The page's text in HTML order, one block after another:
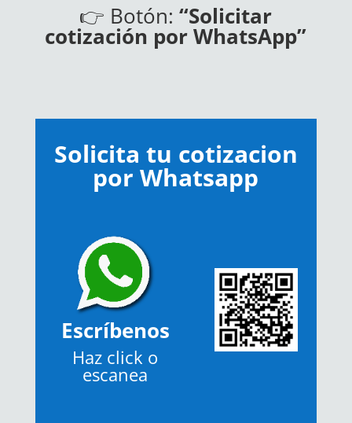
👉 Botón:“Solicitar
cotización por WhatsApp”
Solicita tu cotizacion
por Whatsapp
Escríbenos
Haz click o
escanea